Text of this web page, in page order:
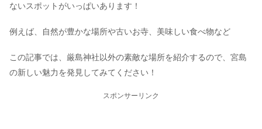
ないスポットがいっぱいあります！
例えば、自然が豊かな場所や古いお寺、美味しい食べ物など
この記事では、厳島神社以外の素敵な場所を紹介するので、宮島
の新しい魅力を発見してみてください！
スポンサーリンク